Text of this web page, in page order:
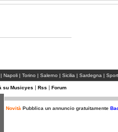
| Napoli | Torino | Salerno | Sicilia | Sardegna | Sport
su Musicyes | Rss | Forum
Novità Pubblica un annuncio gratuitamente